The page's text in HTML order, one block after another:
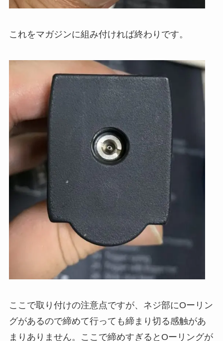
これをマガジンに組み付ければ終わりです。
ここで取り付けの注意点ですが、ネジ部にOーリン
グがあるので締めて行っても締まり切る感触があ
まりありません。ここで締めすぎるとOーリングが